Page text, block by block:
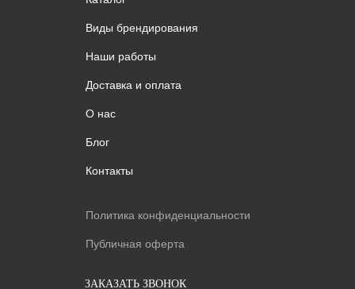
О нас
Публичная оферта
Политика конфиденциальности
Виды брендирования
Наши работы
Доставка и оплата
Блог
Контакты
ЗАКАЗАТЬ ЗВОНОК